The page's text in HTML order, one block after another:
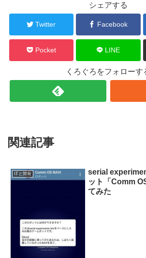
シェアする
Twitter Facebook
Pocket LINE
くろぐろをフォローす
関連記事
ITと開発
serial
ット「Comm
てみた